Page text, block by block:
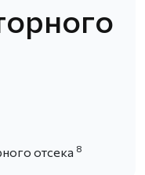
отсека 8